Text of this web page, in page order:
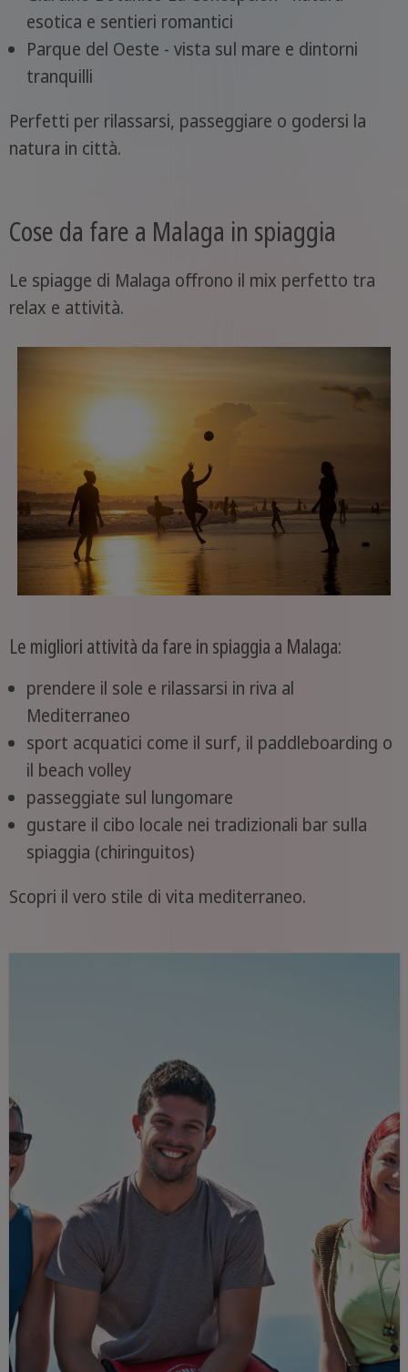
esotica e sentieri romantici
Parque del Oeste - vista sul mare e dintorni
tranquilli
Perfetti per rilassarsi, passeggiare o godersi la
natura in città.
Cose da fare a Malaga in spiaggia
Le spiagge di Malaga offrono il mix perfetto tra
relax e attività.
Le migliori attività da fare in spiaggia a Malaga:
prendere il sole e rilassarsi in riva al
Mediterraneo
sport acquatici come il surf, il paddleboarding o
il beach volley
passeggiate sul lungomare
gustare il cibo locale nei tradizionali bar sulla
spiaggia (chiringuitos)
Scopri il vero stile di vita mediterraneo.